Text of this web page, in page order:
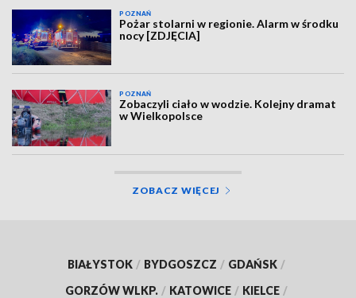
POZNAŃ
Pożar stolarni w regionie. Alarm w środku
nocy [ZDJĘCIA]
POZNAŃ
Zobaczyli ciało w wodzie. Kolejny dramat
w Wielkopolsce
ZOBACZ WIĘCEJ
BIAŁYSTOK / BYDGOSZCZ / GDAŃSK /
GORZÓW WLKP. / KATOWICE / KIELCE /